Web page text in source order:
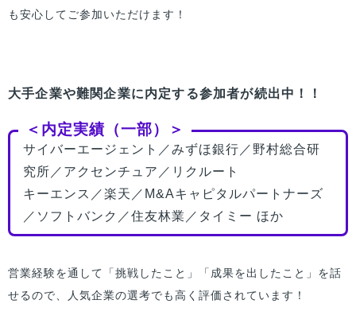
も安心してご参加いただけます！
大手企業や難関企業に内定する参加者が続出中！！
＜内定実績（一部）＞
サイバーエージェント／みずほ銀行／野村総合研
究所／アクセンチュア／リクルート
キーエンス／楽天／M&Aキャピタルパートナーズ
／ソフトバンク／住友林業／タイミー ほか
営業経験を通して「挑戦したこと」「成果を出したこと」を話
せるので、人気企業の選考でも高く評価されています！